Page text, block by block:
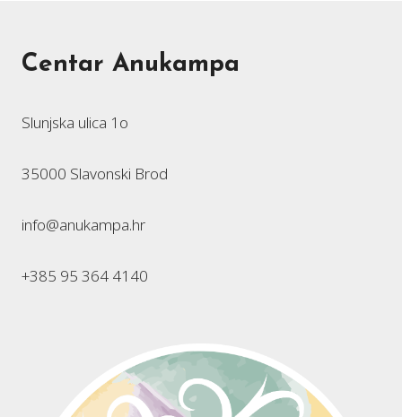
Centar Anukampa
Slunjska ulica 1o
35000 Slavonski Brod
info@anukampa.hr
+385 95 364 4140